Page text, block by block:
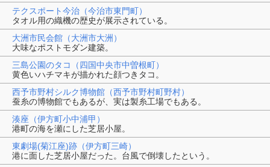
テクスポート今治（今治市東門町）
タオル用の織機の歴史が展示されている。
大洲市民会館（大洲市大洲）
大味なポストモダン建築。
三島公園のタコ（四国中央市中曽根町）
黄色いハチマキが描かれた顔つきタコ。
西予市野村シルク博物館（西予市野村町野村）
蚕糸の博物館でもあるが、実は製糸工場でもある。
湊座（伊方町小中浦甲）
港町の海を瀬にした芝居小屋。
東劇場(菊江座)跡（伊方町三崎）
港に面した芝居小屋だった。台風で倒壊したという。